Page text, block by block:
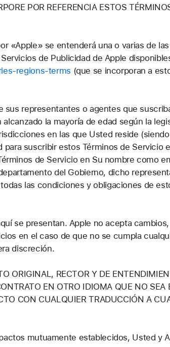
POR REFERENCIA ESTOS
«Apple» se entenderá una o varias de
de Publicidad de Apple
regions-terms (que se incorporan a
representantes o agentes que
la mayoría de edad según la
en las que Usted reside
suscribir estos Términos de Servicio
de Servicio en Su nombre como
del Gobierno, dicho
las condiciones y obligaciones de
se presentan. Apple no acepta cambios,
en el caso de que no se cumpla
discreción.
ORIGINAL, RECTOR Y DE
EN OTRO IDIOMA QUE NO SEA
CON CUALQUIER TRADUCCIÓN A
mutuamente establecidos, Usted y